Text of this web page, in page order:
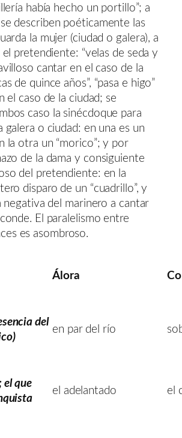
había hecho un portillo”; a
describen poéticamente las
la mujer (ciudad o galera), a
el pretendiente: “velas de seda y
cantar en el caso de la
de quince años”, “pasa e higo”
el caso de la ciudad; se
caso la sinécdoque para
galera o ciudad: en una es un
la otra un “morico”; y por
de la dama y consiguiente
del pretendiente: en la
disparo de un “cuadrillo”, y
negativa del marinero a cantar
El paralelismo entre
es asombroso.
Álora
del
en par del río
el que
el adelantado el